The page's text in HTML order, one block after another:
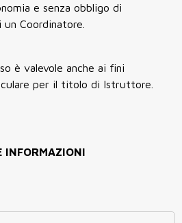
e senza obbligo di
Coordinatore.
è valevole anche ai fini
per il titolo di Istruttore.
INFORMAZIONI